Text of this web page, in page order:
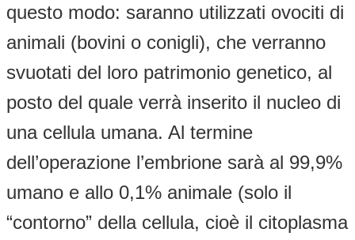
questo modo: saranno utilizzati ovociti di
animali (bovini o conigli), che verranno
svuotati del loro patrimonio genetico, al
posto del quale verrà inserito il nucleo di
una cellula umana. Al termine
dell’operazione l’embrione sarà al 99,9%
umano e allo 0,1% animale (solo il
“contorno” della cellula, cioè il citoplasma